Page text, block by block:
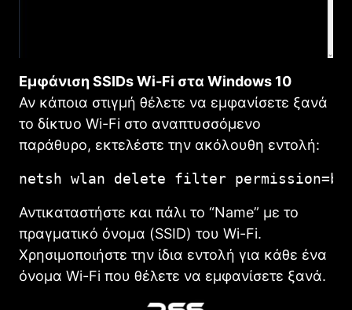
Εμφάνιση SSIDs Wi-Fi στα Windows 10
Αν κάποια στιγμή θέλετε να εμφανίσετε ξανά
το δίκτυο Wi-Fi στο αναπτυσσόμενο
παράθυρο, εκτελέστε την ακόλουθη εντολή:
netsh wlan delete filter
Αντικαταστήστε και πάλι το “Name” με το
πραγματικό όνομα (SSID) του Wi-Fi.
Χρησιμοποιήστε την ίδια εντολή για κάθε ένα
όνομα Wi-Fi που θέλετε να εμφανίσετε ξανά.